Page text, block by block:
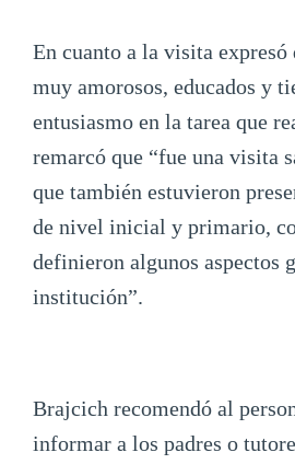
En cuanto a la visita expresó
muy amorosos, educados y
entusiasmo en la tarea que
remarcó que “fue una visita
que también estuvieron
de nivel inicial y primario,
definieron algunos aspectos
institución”.
Brajcich recomendó al
informar a los padres o